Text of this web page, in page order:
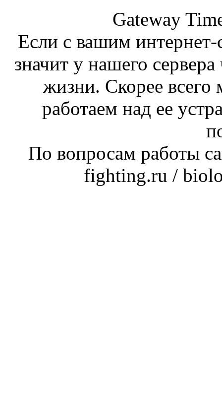
Gateway
Если с вашим интернет-
значит у нашего
жизни. Скорее
работаем над ее
По вопросам работы
fighting.ru /